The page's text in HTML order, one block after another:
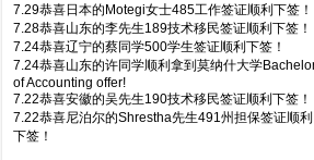
7.29恭喜日本的Motegi女士485工作签证顺利下签！
7.28恭喜山东的李先生189技术移民签证顺利下签！
7.24恭喜辽宁的蔡同学500学生签证顺利下签！
7.24恭喜山东的许同学顺利拿到莫纳什大学
of Accounting offer!
7.22恭喜安徽的吴先生190技术移民签证顺利下签！
7.22恭喜尼泊尔的Shrestha先生491州担保签证顺利
下签！